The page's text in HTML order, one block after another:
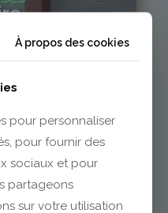
À propos des cookies
pour personnaliser
pour fournir des
sociaux et pour
partageons
sur votre utilisation